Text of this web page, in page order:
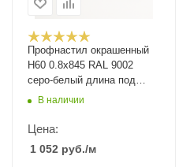
Профнастил окрашенный
Н60 0.8х845 RAL 9002
серо-белый длина под
заказ арт.1138216
В наличии
Цена:
1 052 руб./м